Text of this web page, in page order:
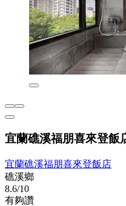
宜蘭礁溪福朋喜來登飯
宜蘭礁溪福朋喜來登飯店
礁溪鄉
8.6/10
有夠讚